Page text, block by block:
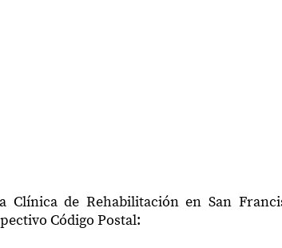
Clínica de Rehabilitación en San
Código Postal: